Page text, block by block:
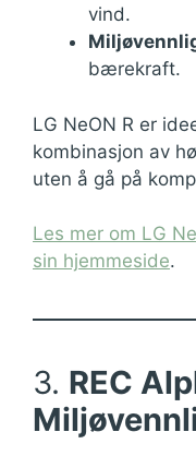
vind.
bærekraft.
LG NeON R er
kombinasjon av
uten å gå på
Les mer om LG
sin hjemmeside.
3. REC